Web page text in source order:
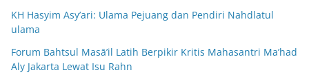
KH Hasyim Asy’ari: Ulama Pejuang dan Pendiri Nahdlatul
ulama
Forum Bahtsul Masā’il Latih Berpikir Kritis Mahasantri Ma’had
Aly Jakarta Lewat Isu Rahn